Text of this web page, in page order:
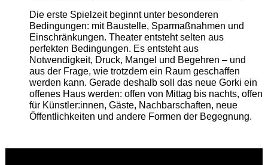
Die erste Spielzeit beginnt unter besonderen
Bedingungen: mit Baustelle, Sparmaßnahmen und
Einschränkungen. Theater entsteht selten aus
perfekten Bedingungen. Es entsteht aus
Notwendigkeit, Druck, Mangel und Begehren – und
aus der Frage, wie trotzdem ein Raum geschaffen
werden kann. Gerade deshalb soll das neue Gorki ein
offenes Haus werden: offen von Mittag bis nachts, offen
für Künstler:innen, Gäste, Nachbarschaften, neue
Öffentlichkeiten und andere Formen der Begegnung.